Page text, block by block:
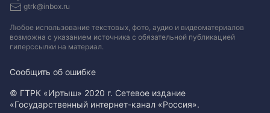
gtrk@inbox.ru
Любое использование текстовых, фото, аудио и видеоматериалов
возможна с указанием источника с обязательной публикацией
гиперссылки на материал.
Сообщить об ошибке
© ГТРК «Иртыш» 2020 г. Сетевое издание
«Государственный интернет-канал «Россия».